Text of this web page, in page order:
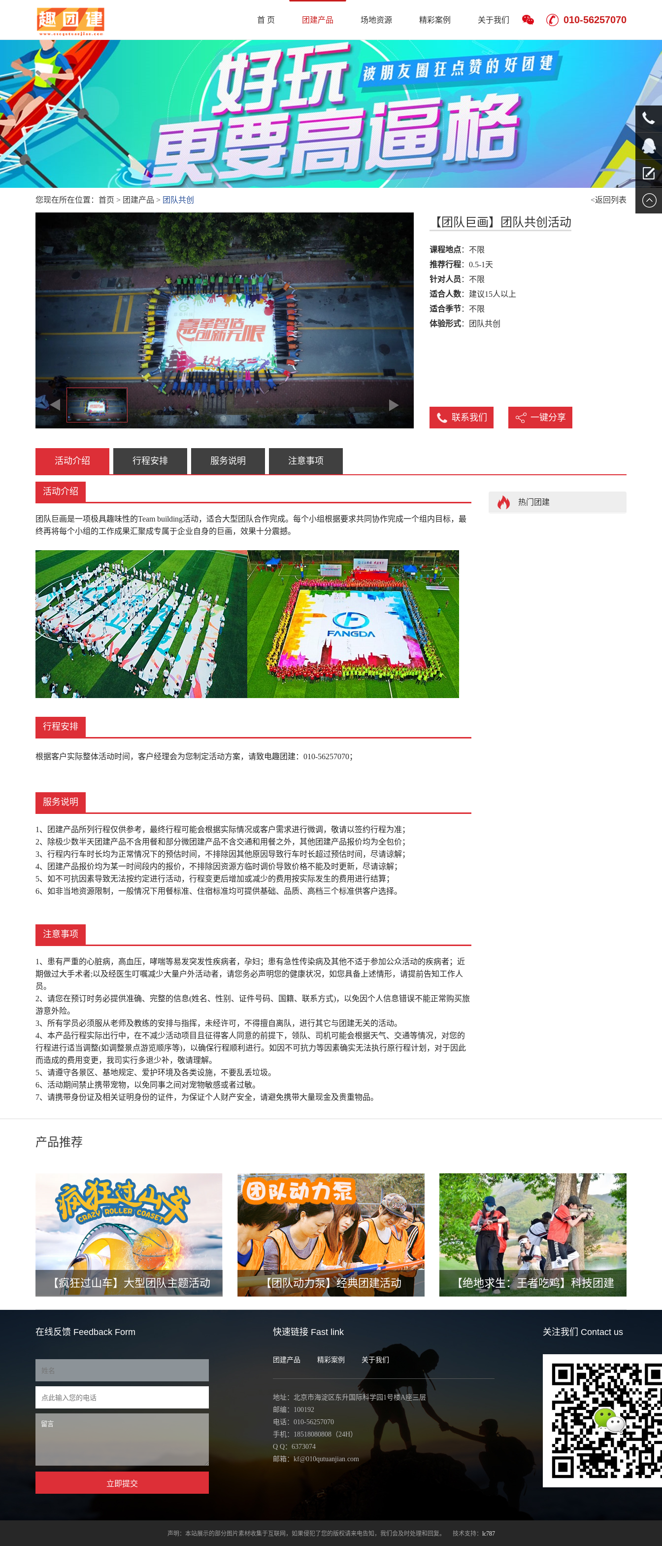
首 页 团建产品 场地资源 精彩案例 关于我们 010-56257070
您现在所在位置： 首页 > 团建产品 > 团队共创 <返回列表
【团队巨画】团队共创活动
课程地点：不限
推荐行程：0.5-1天
针对人员 ：不限
适合人数：建议15人以上
适合季节：不限
体验形式：团队共创
联系我们 一键分享
活动介绍 行程安排 服务说明 注意事项
活动介绍
团队巨画是一项极具趣味性的Team building活动，适合大型团队合作完成。每个小组根据要求共同协作完成一个组内目标，最
终再将每个小组的工作成果汇聚成专属于企业自身的巨画，效果十分震撼。
行程安排
根据客户实际整体活动时间，客户经理会为您制定活动方案，请致电趣团建：010-56257070；
服务说明
1、团建产品所列行程仅供参考，最终行程可能会根据实际情况或客户需求进行微调，敬请以签约行程为准；
2、除极少数半天团建产品不含用餐和部分微团建产品不含交通和用餐之外，其他团建产品报价均为全包价；
3、行程内行车时长均为正常情况下的预估时间，不排除因其他原因导致行车时长超过预估时间，尽请谅解；
4、团建产品报价均为某一时间段内的报价，不排除因资源方临时调价导致价格不能及时更新，尽请谅解；
5、如不可抗因素导致无法按约定进行活动，行程变更后增加或减少的费用按实际发生的费用进行结算；
6、如非当地资源限制，一般情况下用餐标准、住宿标准均可提供基础、品质、高档三个标准供客户选择。
注意事项
1、患有严重的心脏病，高血压，哮喘等易发突发性疾病者，孕妇；患有急性传染病及其他不适于参加公众活动的疾病者；近
期做过大手术者;以及经医生叮嘱减少大量户外活动者，请您务必声明您的健康状况，如您具备上述情形，请提前告知工作人
员。
2、请您在预订时务必提供准确、完整的信息(姓名、性别、证件号码、国籍、联系方式)，以免因个人信息错误不能正常购买旅
游意外险。
3、所有学员必须服从老师及教练的安排与指挥，未经许可，不得擅自离队，进行其它与团建无关的活动。
4、本产品行程实际出行中，在不减少活动项目且征得客人同意的前提下，领队、司机可能会根据天气、交通等情况，对您的
行程进行适当调整(如调整景点游览顺序等)，以确保行程顺利进行。如因不可抗力等因素确实无法执行原行程计划，对于因此
而造成的费用变更，我司实行多退少补，敬请理解。
5、请遵守各景区、基地规定、爱护环境及各类设施，不要乱丢垃圾。
6、活动期间禁止携带宠物，以免同事之间对宠物敏感或者过敏。
7、请携带身份证及相关证明身份的证件，为保证个人财产安全，请避免携带大量现金及贵重物品。
热门团建
产品推荐
【疯狂过山车】大型团队主题活动 【团队动力泵】经典团建活动 【绝地求生：王者吃鸡】科技团建
010-
QQ客服
留言报
在线反馈 Feedback Form 快速链接 Fast link
团建产品 精彩案例 关于我们
地址：北京市海淀区东升国际科学园1号楼A座三层
邮编：100192
电话：010-56257070
手机：18518080808（24H）
Q Q：6373074
邮箱：kf@010qutuanjian.com
关注我们 Contact us
声明：本站展示的部分图片素材收集于互联网，如果侵犯了您的版权请来电告知，我们会及时处理和回复。 技术支持： lc787